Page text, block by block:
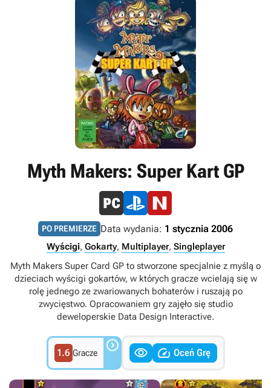
Myth Makers: Super Kart GP
PO PREMIERZE Data wydania: 1 stycznia 2006
Wyścigi, Gokarty, Multiplayer, Singleplayer
Myth Makers Super Card GP to stworzone specjalnie z myślą o
dzieciach wyścigi gokartów, w których gracze wcielają się w
rolę jednego ze zwariowanych bohaterów i ruszają po
zwycięstwo. Opracowaniem gry zajęło się studio
deweloperskie Data Design Interactive.
1.6 Gracze    Oceń Grę